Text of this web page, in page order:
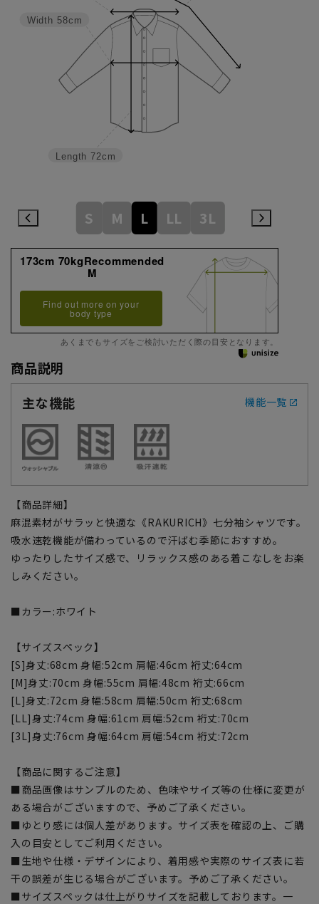
Length 72cm
Width 58cm
S M L LL 3L
173cm 70kgRecommended
M
Find out more on your
body type
あくまでもサイズをご検討いただく際の目安となります。
商品説明
主な機能
機能一覧
【商品詳細】
麻混素材がサラッと快適な《RAKURICH》七分袖シャツです。
吸水速乾機能が備わっているので汗ばむ季節におすすめ。
ゆったりしたサイズ感で、リラックス感のある着こなしをお楽
しみください。
■カラー:ホワイト
【サイズスペック】
[S]身丈:68cm 身幅:52cm 肩幅:46cm 裄丈:64cm
[M]身丈:70cm 身幅:55cm 肩幅:48cm 裄丈:66cm
[L]身丈:72cm 身幅:58cm 肩幅:50cm 裄丈:68cm
[LL]身丈:74cm 身幅:61cm 肩幅:52cm 裄丈:70cm
[3L]身丈:76cm 身幅:64cm 肩幅:54cm 裄丈:72cm
【商品に関するご注意】
■商品画像はサンプルのため、色味やサイズ等の仕様に変更が
ある場合がございますので、予めご了承ください。
■ゆとり感には個人差があります。サイズ表を確認の上、ご購
入の目安としてご利用ください。
■生地や仕様・デザインにより、着用感や実際のサイズ表に若
干の誤差が生じる場合がございます。予めご了承ください。
■サイズスペックは仕上がりサイズを記載しております。一